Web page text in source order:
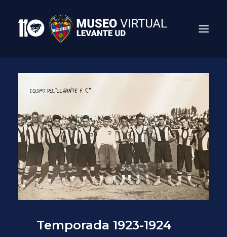
Search
Temporada 1923-1924